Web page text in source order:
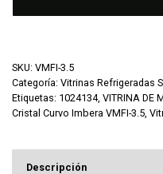
SKU: VMFI-3.5
Categoría: Vitrinas Refrigeradas
Etiquetas: 1024134, VITRINA DE
Cristal Curvo Imbera VMFI-3.5
Descripción